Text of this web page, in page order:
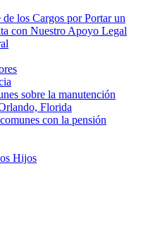
de los Cargos por Portar un
con Nuestro Apoyo Legal
sobre la manutención
Florida
con la pensión
Hijos